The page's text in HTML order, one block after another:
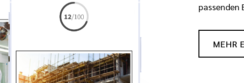
passenden
MEHR